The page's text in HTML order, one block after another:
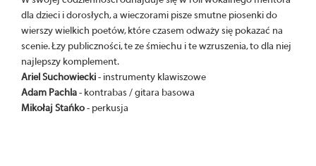
dla dzieci i dorosłych, a wieczorami pisze smutne piosenki do
wierszy wielkich poetów, które czasem odważy się pokazać na
scenie. Łzy publiczności, te ze śmiechu i te wzruszenia, to dla niej
najlepszy komplement.
Ariel Suchowiecki- instrumenty klawiszowe
Adam Pachla- kontrabas / gitara basowa
Mikołaj Stańko- perkusja